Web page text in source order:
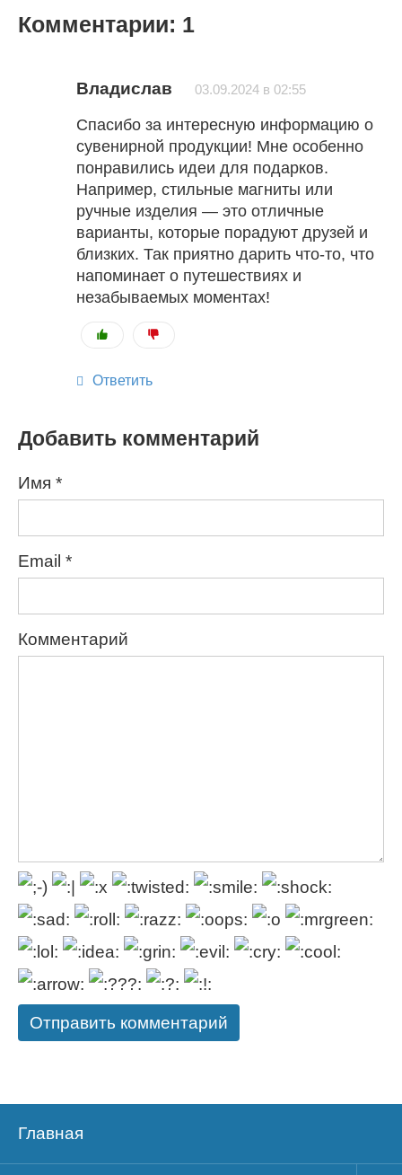
Комментарии: 1
Владислав 03.09.2024 в 02:55
Спасибо за интересную информацию о
сувенирной продукции! Мне особенно
понравились идеи для подарков.
Например, стильные магниты или
ручные изделия — это отличные
варианты, которые порадуют друзей и
близких. Так приятно дарить что-то, что
напоминает о путешествиях и
незабываемых моментах!
Ответить
Добавить комментарий
Имя *
Email *
Комментарий
Главная